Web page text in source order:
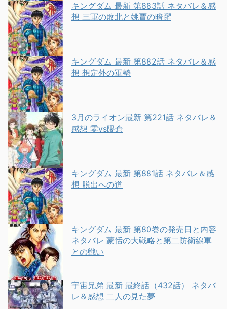
キングダム 最新 第883話 ネタバレ＆感
想 三軍の敗北と姚賈の暗躍
キングダム 最新 第882話 ネタバレ＆感
想 想定外の軍勢
3月のライオン最新 第221話 ネタバレ＆
感想 零vs隈倉
キングダム 最新 第881話 ネタバレ＆感
想 脱出への道
キングダム 最新 第80巻の発売日と内容
ネタバレ 蒙恬の大戦略と第二防衛線軍
との戦い
宇宙兄弟 最新 最終話（432話） ネタバ
レ＆感想 二人の見た夢